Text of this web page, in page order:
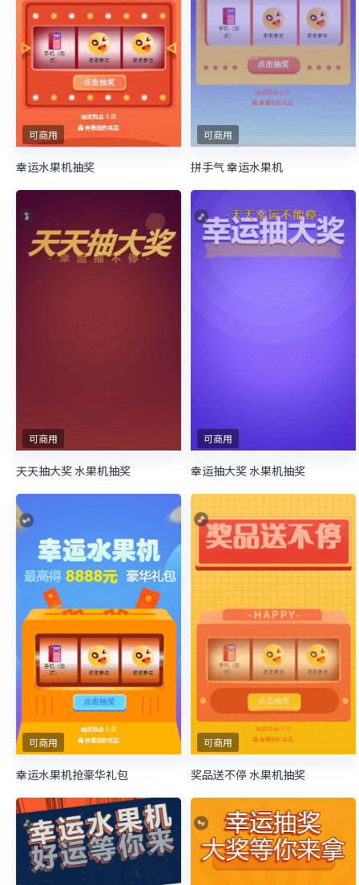
可商用
幸运水果机抽奖
可商用
拼手气 幸运水果机
可商用
天天抽大奖 水果机抽奖
可商用
幸运抽大奖 水果机抽奖
可商用
幸运水果机抢豪华礼包
可商用
奖品送不停 水果机抽奖